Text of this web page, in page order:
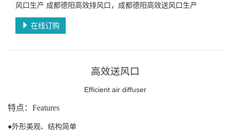
风口生产 成都德阳高效排风口，成都德阳高效送风口生产
在线订购
高效送风口
Efficient air diffuser
特点： Features
●外形美观、结构简单